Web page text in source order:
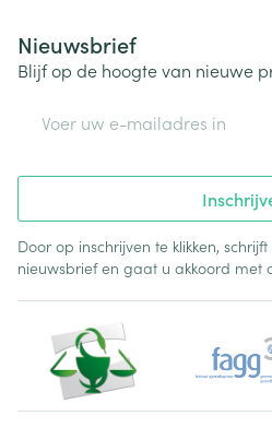
Nieuwsbrief
Blijf op de hoogte van nieuwe
Door op inschrijven te klikken,
nieuwsbrief en gaat u akkoord met